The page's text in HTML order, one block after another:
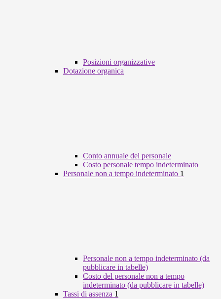
Posizioni organizzative
Dotazione organica
Conto annuale del personale
Costo personale tempo indeterminato
Personale non a tempo indeterminato 1
Personale non a tempo indeterminato (da
pubblicare in tabelle)
Costo del personale non a tempo
indeterminato (da pubblicare in tabelle)
Tassi di assenza 1